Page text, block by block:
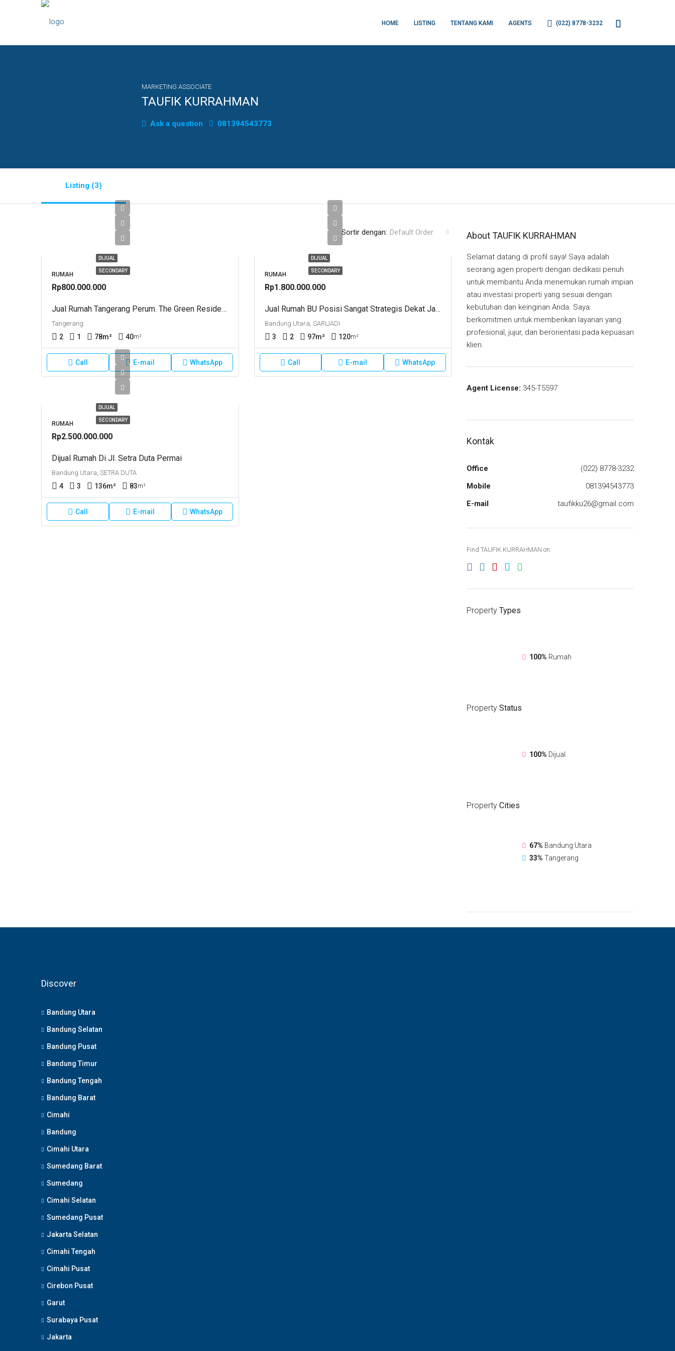
HOME LISTING TENTANG KAMI AGENTS (022) 8778-3232
MARKETING ASSOCIATE
TAUFIK KURRAHMAN
Ask a question 081394543773
Listing (3)
Sortir dengan: Default Order
DIJUAL
SECONDARY
RUMAH
Rp800.000.000
Jual Rumah Tangerang Perum. The Green Residence
Tangerang
2 1 78m² 40m²
Call E-mail WhatsApp
DIJUAL
SECONDARY
RUMAH
Rp1.800.000.000
Jual Rumah BU Posisi Sangat Strategis Dekat Jalan Utama Setraduta – Sarijadi SARIMANIS
Bandung Utara, SARIJADI
3 2 97m² 120m²
Call E-mail WhatsApp
DIJUAL
SECONDARY
RUMAH
Rp2.500.000.000
Dijual Rumah Di Jl. Setra Duta Permai
Bandung Utara, SETRA DUTA
4 3 136m² 83m²
Call E-mail WhatsApp
About TAUFIK KURRAHMAN
Selamat datang di profil saya! Saya adalah
seorang agen properti dengan dedikasi penuh
untuk membantu Anda menemukan rumah impian
atau investasi properti yang sesuai dengan
kebutuhan dan keinginan Anda. Saya
berkomitmen untuk memberikan layanan yang
profesional, jujur, dan berorientasi pada kepuasan
klien.
Agent License: 345-T5597
Kontak
Office
(022) 8778-3232
Mobile
081394543773
E-mail
taufikku26@gmail.com
Find TAUFIK KURRAHMAN on:
Property Types
100% Rumah
Property Status
100% Dijual
Property Cities
67% Bandung Utara
33% Tangerang
Discover
Bandung Utara
Bandung Selatan
Bandung Pusat
Bandung Timur
Bandung Tengah
Bandung Barat
Cimahi
Bandung
Cimahi Utara
Sumedang Barat
Sumedang
Cimahi Selatan
Sumedang Pusat
Jakarta Selatan
Cimahi Tengah
Cimahi Pusat
Cirebon Pusat
Garut
Surabaya Pusat
Jakarta